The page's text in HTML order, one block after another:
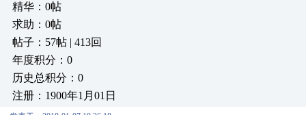
精华：0帖
求助：0帖
帖子：57帖 | 413回
年度积分：0
历史总积分：0
注册：1900年1月01日